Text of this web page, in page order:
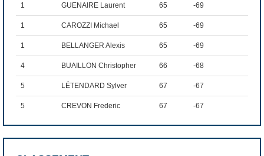
> Étape 12 = 2 crédits
> Grille de points : Indiv Elite 300, Equipe AFFG150
Les records du parcours :
> Équipe : Condamines T/ Pretot R, Drouault M/ Buaillon C
1 GUENAIRE Laurent 65 -69
1 CAROZZI Michael 65 -69
1 BELLANGER Alexis 65 -69
4 BUAILLON Christopher 66 -68
5 LÉTENDARD Sylver 67 -67
5 CREVON Frederic 67 -67
5 GOUT Yohann 67 -67